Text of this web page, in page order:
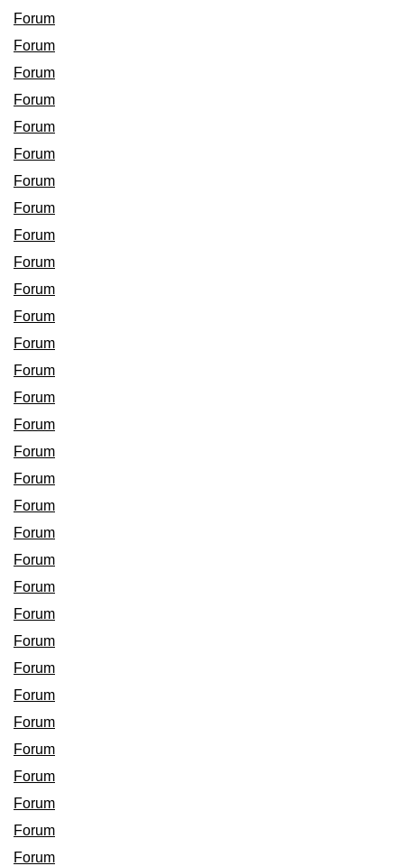
Forum
Forum
Forum
Forum
Forum
Forum
Forum
Forum
Forum
Forum
Forum
Forum
Forum
Forum
Forum
Forum
Forum
Forum
Forum
Forum
Forum
Forum
Forum
Forum
Forum
Forum
Forum
Forum
Forum
Forum
Forum
Forum